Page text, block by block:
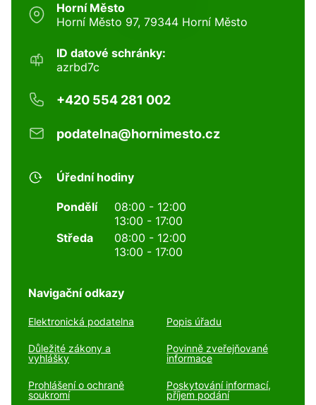
Horní Město
Horní Město 97, 79344 Horní Město
ID datové schránky:
azrbd7c
+420 554 281 002
podatelna@hornimesto.cz
Úřední hodiny
Pondělí
08:00 - 12:00
13:00 - 17:00
Středa
08:00 - 12:00
13:00 - 17:00
Navigační odkazy
Elektronická podatelna Popis úřadu
Důležité zákony a
vyhlášky
Povinně zveřejňované
informace
Prohlášení o ochraně
soukromí
Poskytování informací,
příjem podání